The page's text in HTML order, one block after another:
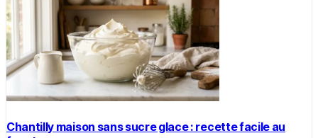
Chantilly maison sans sucre glace : recette facile au